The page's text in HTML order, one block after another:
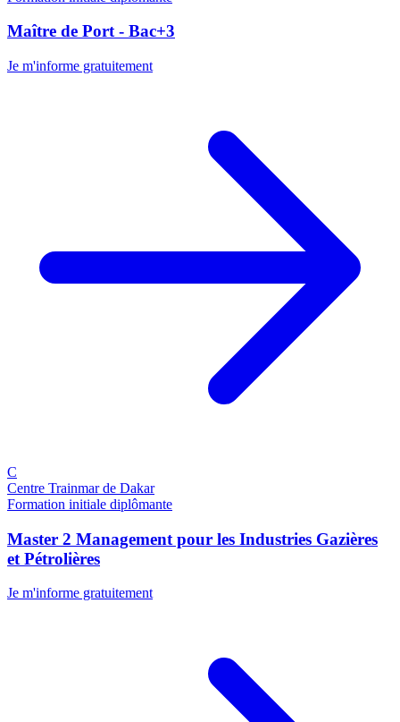
Maître de Port - Bac+3
Je m'informe gratuitement
C
Centre Trainmar de Dakar
Formation initiale diplômante
Master 2 Management pour les Industries Gazières
et Pétrolières
Je m'informe gratuitement